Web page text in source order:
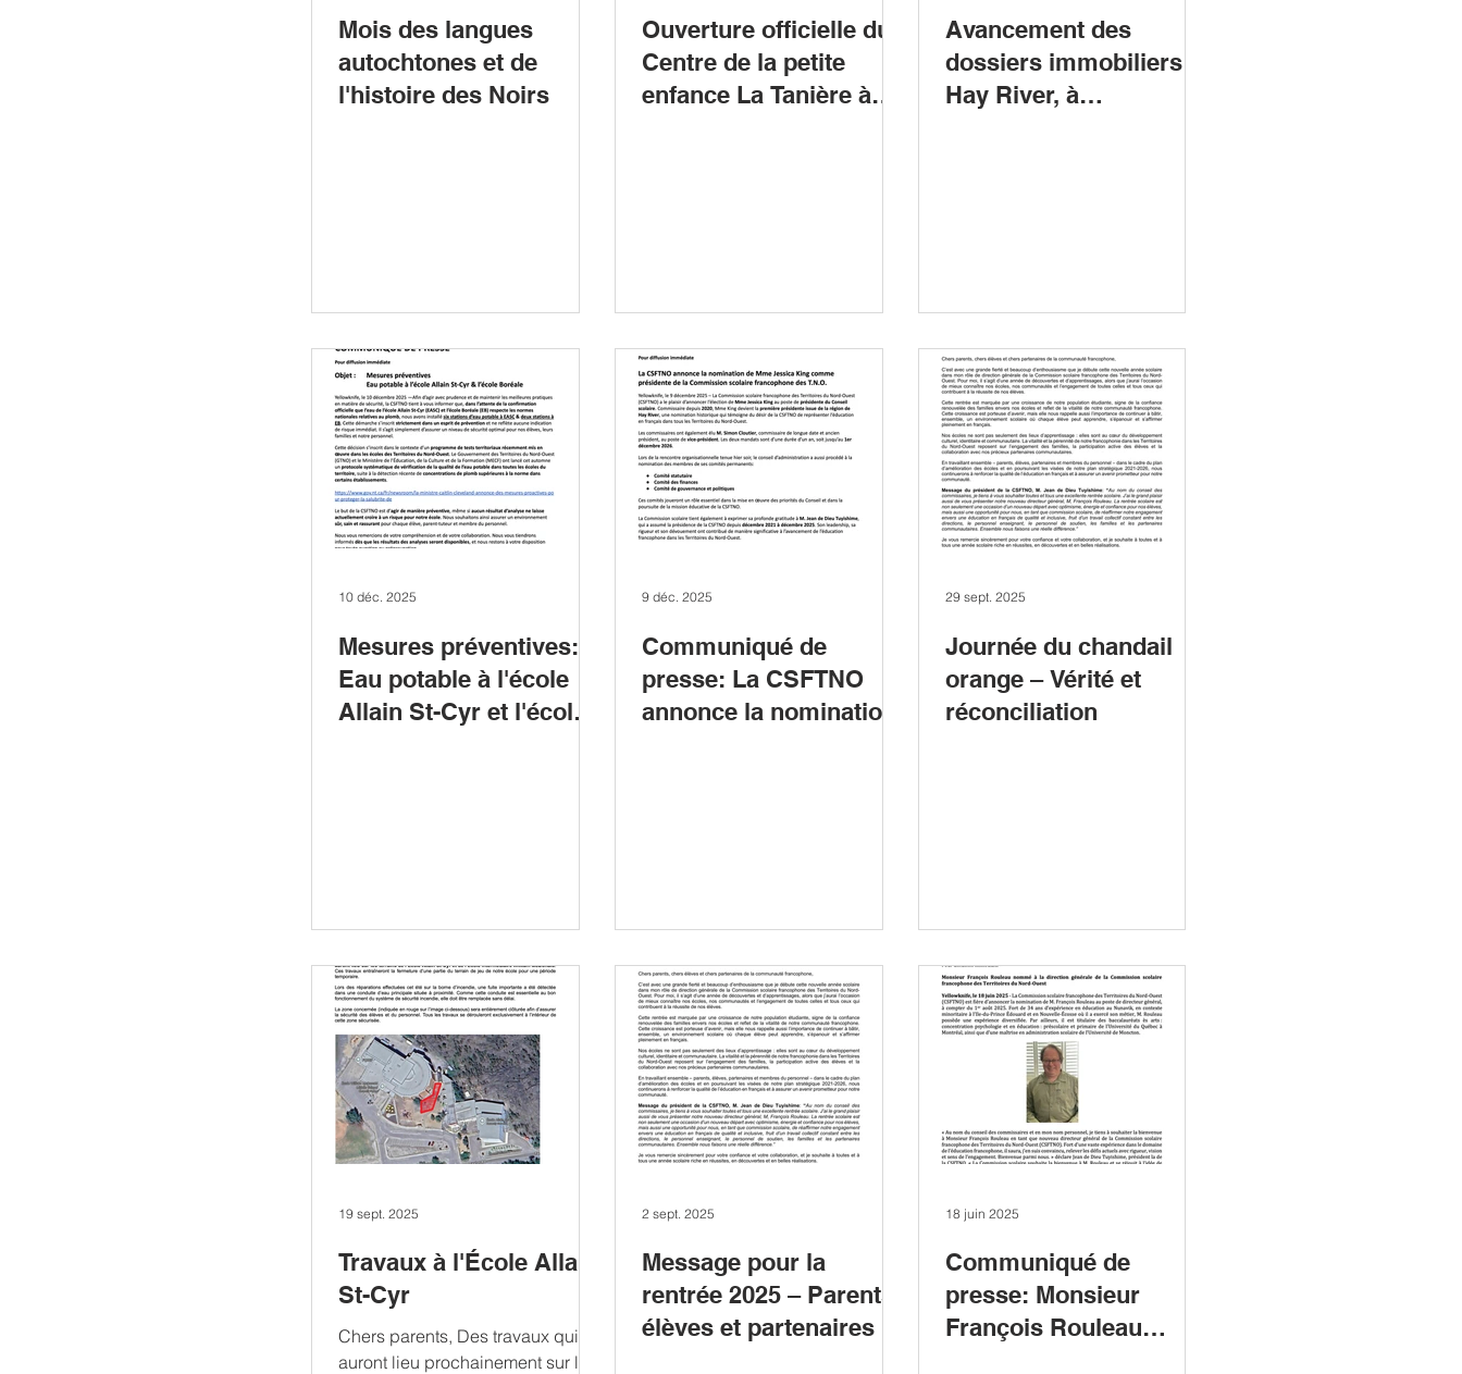
Mois des langues
autochtones et de
l'histoire des Noirs
Ouverture officielle du
Centre de la petite
enfance La Tanière à
Avancement des
dossiers immobiliers à
Hay River, à
Mesures préventives:
Eau potable à l'école
Allain St-Cyr et l'école
10 déc. 2025
Communiqué de
presse: La CSFTNO
annonce la nomination
9 déc. 2025
Journée du chandail
orange – Vérité et
réconciliation
29 sept. 2025
Travaux à l'École Allain
St-Cyr
Chers parents, Des travaux qui
auront lieu prochainement sur les
19 sept. 2025
Message pour la
rentrée 2025 – Parents,
élèves et partenaires de
2 sept. 2025
Communiqué de
presse: Monsieur
François Rouleau
18 juin 2025